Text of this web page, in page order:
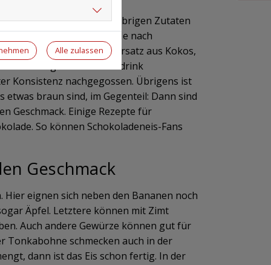
nur so kann sie mit den übrigen Zutaten
ist ein Pflanzendrink. Je nach
hat, kann man den Milchersatz aus Kokos,
wird wenig vom Pflanzendrink
Konsistenz nachgegossen. Übrigens ist
etwas braun sind, im Gegenteil: Dann sind
Geschmack. Einige Rezepte für
So können Schokoladeneis-Fans
Geschmack
eignen sich neben den Bananen noch
Äpfel. Letztere können mit Zimt
Auch andere Gewürze können gut für
Tonkabohne schmecken auch in der
dann ist das Eis schon fertig. In der
Alle zulassen